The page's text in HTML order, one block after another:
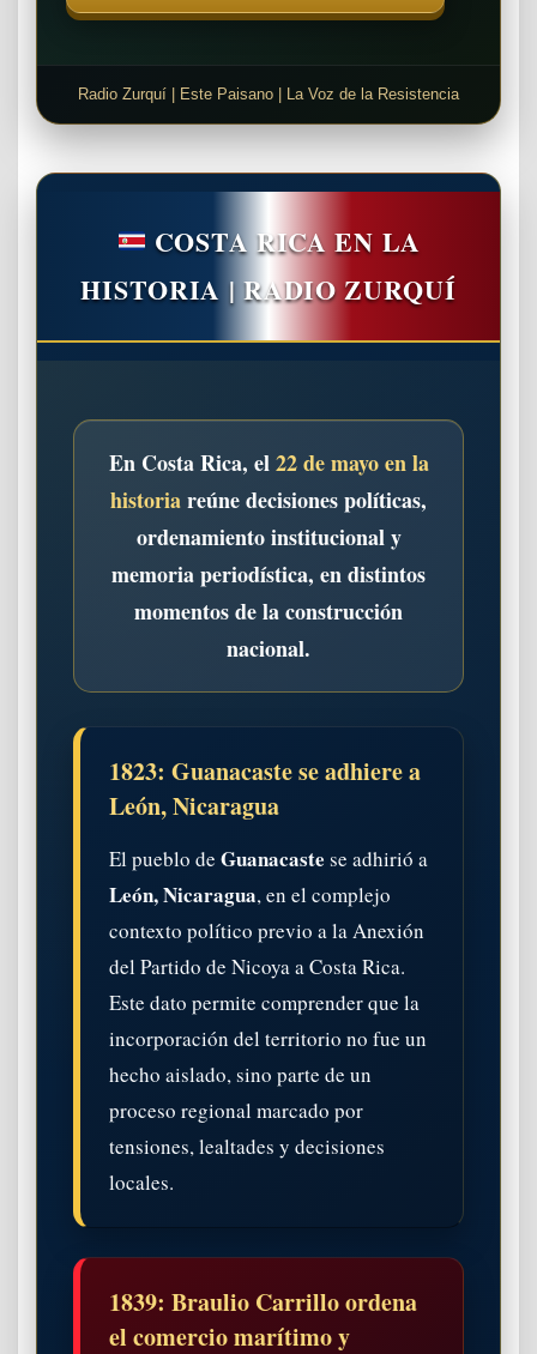
Radio Zurquí | Este Paisano | La Voz de la Resistencia
COSTA RICA EN LA
HISTORIA | RADIO ZURQUÍ
En Costa Rica, el22 de mayo en la
historiareúne decisiones políticas,
ordenamiento institucional y
memoria periodística, en distintos
momentos de la construcción
nacional.
1823: Guanacaste se adhiere a
León, Nicaragua
El pueblo de Guanacaste se adhirió a
León, Nicaragua, en el complejo
contexto político previo a la Anexión
del Partido de Nicoya a Costa Rica.
Este dato permite comprender que la
incorporación del territorio no fue un
hecho aislado, sino parte de un
proceso regional marcado por
tensiones, lealtades y decisiones
locales.
1839: Braulio Carrillo ordena
el comercio marítimo y